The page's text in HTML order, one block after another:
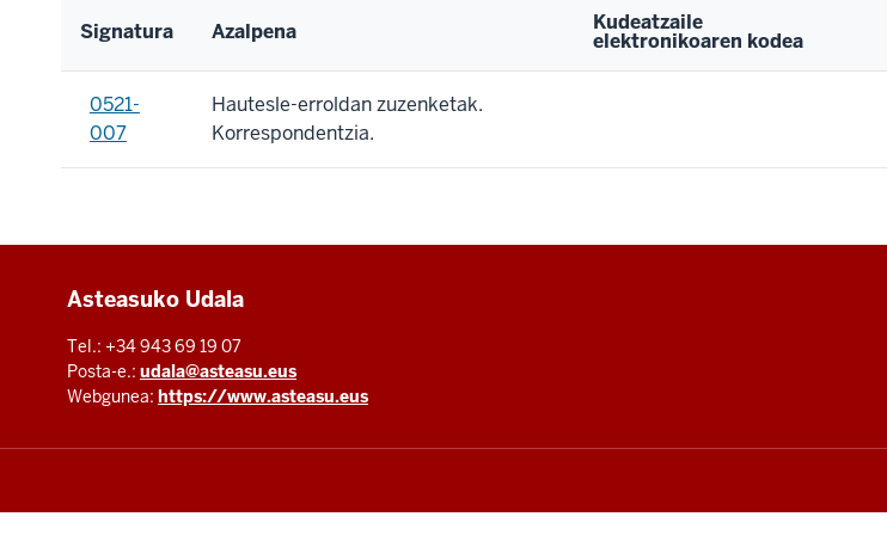
Signatura Azalpena Kudeatzaile
elektronikoaren kodea
0521-
007
Hautesle-erroldan zuzenketak.
Korrespondentzia.
Additional
Asteasuko Udala
Tel.: +34 943 69 19 07
Posta-e.: udala@asteasu.eus
Webgunea: https://www.asteasu.eus